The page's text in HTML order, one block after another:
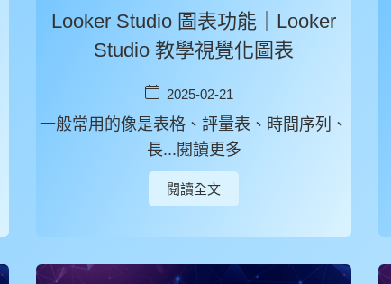
Looker Studio 圖表功能｜Looker
Studio 教學視覺化圖表
2025-02-21
一般常用的像是表格、評量表、時間序列、
長...閱讀更多
閱讀全文